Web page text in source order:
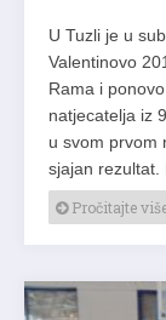
U Tuzli je u
Valentinovo
Rama i
natjecatelja iz
u svom prvom
sjajan
Pročitajte